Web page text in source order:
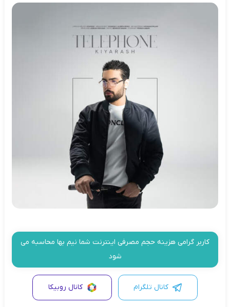
کاربر گرامی هزینه حجم مصرفی اینترنت شما نیم بها محاسبه می
شود
کانال تلگرام کانال روبیکا